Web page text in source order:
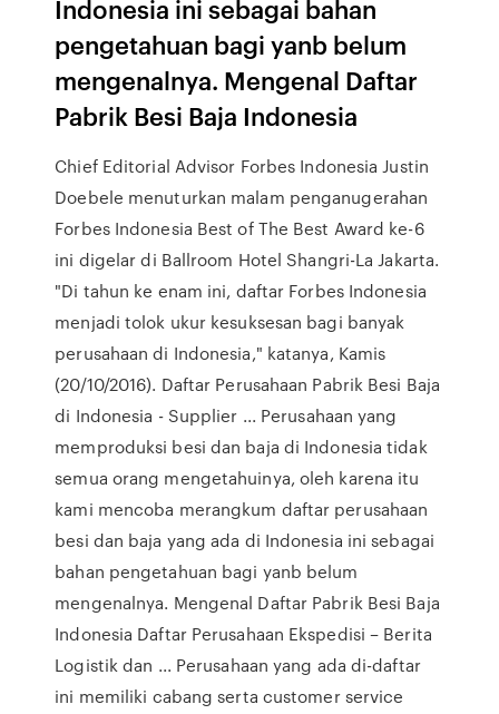
Indonesia ini sebagai bahan
pengetahuan bagi yanb belum
mengenalnya. Mengenal Daftar
Pabrik Besi Baja Indonesia
Chief Editorial Advisor Forbes Indonesia Justin
Doebele menuturkan malam penganugerahan
Forbes Indonesia Best of The Best Award ke-6
ini digelar di Ballroom Hotel Shangri-La Jakarta.
"Di tahun ke enam ini, daftar Forbes Indonesia
menjadi tolok ukur kesuksesan bagi banyak
perusahaan di Indonesia," katanya, Kamis
(20/10/2016). Daftar Perusahaan Pabrik Besi Baja
di Indonesia - Supplier ... Perusahaan yang
memproduksi besi dan baja di Indonesia tidak
semua orang mengetahuinya, oleh karena itu
kami mencoba merangkum daftar perusahaan
besi dan baja yang ada di Indonesia ini sebagai
bahan pengetahuan bagi yanb belum
mengenalnya. Mengenal Daftar Pabrik Besi Baja
Indonesia Daftar Perusahaan Ekspedisi – Berita
Logistik dan ... Perusahaan yang ada di-daftar
ini memiliki cabang serta customer service